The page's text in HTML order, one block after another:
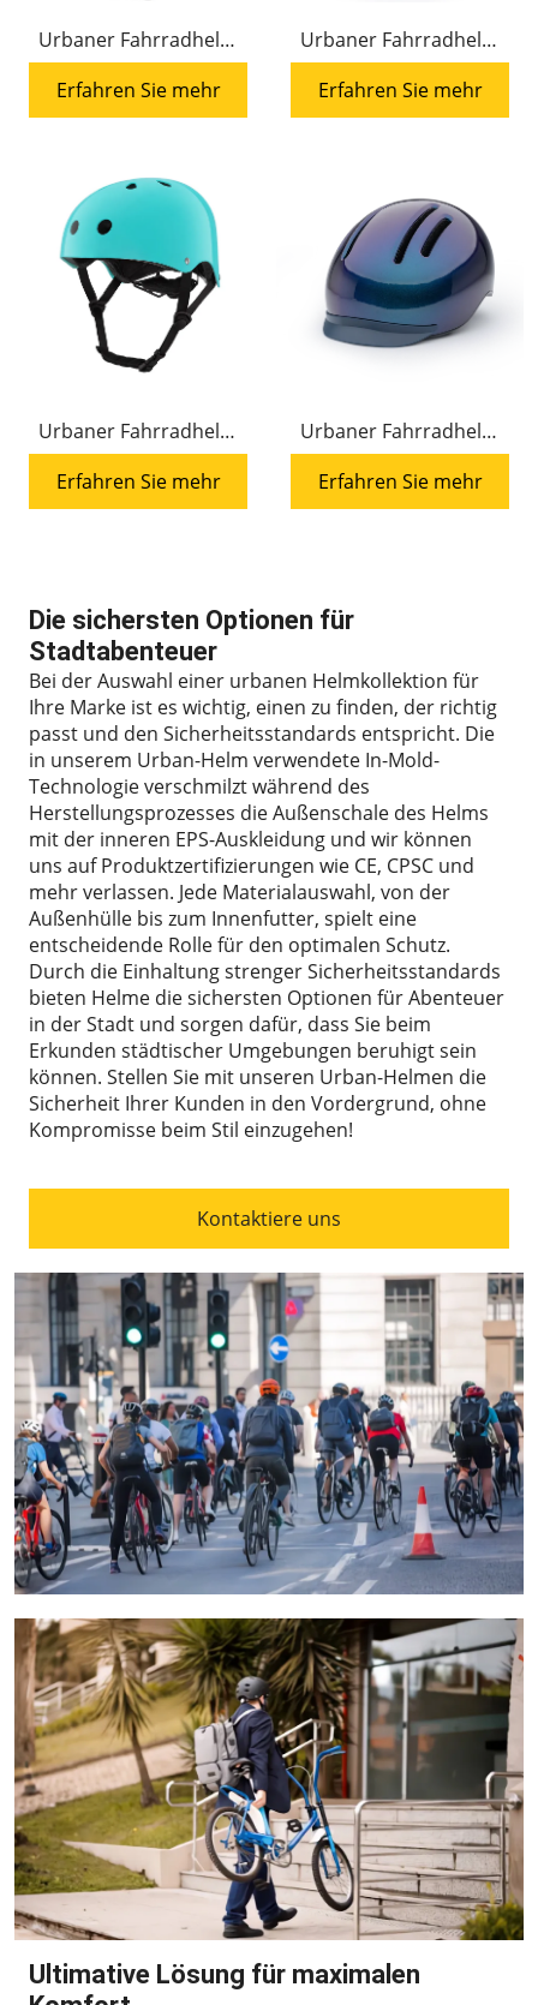
Urbaner Fahrradhelm
HC-073 Straßenhelm
Erfahren Sie mehr
Urbaner Fahrradhelm
HC-036 Straßenhelm
Erfahren Sie mehr
Urbaner Fahrradhelm
HC-007 Straßenhelm
Erfahren Sie mehr
Urbaner Fahrradhelm
MS-001 Straßenhelm
Erfahren Sie mehr
Die sichersten Optionen für
Stadtabenteuer
Bei der Auswahl einer urbanen Helmkollektion für
Ihre Marke ist es wichtig, einen zu finden, der richtig
passt und den Sicherheitsstandards entspricht. Die
in unserem Urban-Helm verwendete In-Mold-
Technologie verschmilzt während des
Herstellungsprozesses die Außenschale des Helms
mit der inneren EPS-Auskleidung und wir können
uns auf Produktzertifizierungen wie CE, CPSC und
mehr verlassen. Jede Materialauswahl, von der
Außenhülle bis zum Innenfutter, spielt eine
entscheidende Rolle für den optimalen Schutz.
Durch die Einhaltung strenger Sicherheitsstandards
bieten Helme die sichersten Optionen für Abenteuer
in der Stadt und sorgen dafür, dass Sie beim
Erkunden städtischer Umgebungen beruhigt sein
können. Stellen Sie mit unseren Urban-Helmen die
Sicherheit Ihrer Kunden in den Vordergrund, ohne
Kompromisse beim Stil einzugehen!
Kontaktiere uns
Ultimative Lösung für maximalen